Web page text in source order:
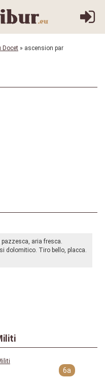
Docet » ascension par
pazzesca, aria fresca.
dolomitico. Tiro bello, placca.
6a